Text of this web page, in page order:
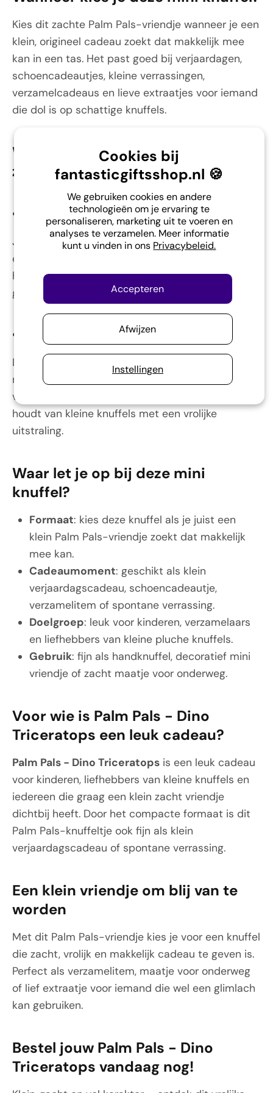
Cookies bij
fantasticgiftsshop.nl 🍪
We gebruiken cookies en andere
technologieën om je ervaring te
personaliseren, marketing uit te voeren en
analyses te verzamelen. Meer informatie
kunt u vinden in ons Privacybeleid.
Instellingen
Accepteren
Afwijzen
Kies dit zachte Palm Pals-vriendje wanneer je een
klein, origineel cadeau zoekt dat makkelijk mee
kan in een tas. Het past goed bij verjaardagen,
schoencadeautjes, kleine verrassingen,
verzamelcadeaus en lieve extraatjes voor iemand
die dol is op schattige knuffels.
Waarom is dit zachte handknuffel
zo fijn?
• Soms heb je dit probleem:
Je zoekt een klein cadeautje dat zacht, origineel
en persoonlijk voelt. Een grote knuffel is niet altijd
handig, maar een klein knuffelvriendje moet wel
genoeg karakter hebben om echt bijzonder te zijn.
• Dit product helpt je!
Deze Palm Pals is licht, handzaam en makkelijk
mee te nemen. Daardoor is het een fijne keuze
voor kinderen, verzamelaars en iedereen die
houdt van kleine knuffels met een vrolijke
uitstraling.
Waar let je op bij deze mini
knuffel?
Formaat: kies deze knuffel als je juist een
klein Palm Pals-vriendje zoekt dat makkelijk
mee kan.
Cadeaumoment: geschikt als klein
verjaardagscadeau, schoencadeautje,
verzamelitem of spontane verrassing.
Doelgroep: leuk voor kinderen, verzamelaars
en liefhebbers van kleine pluche knuffels.
Gebruik: fijn als handknuffel, decoratief mini
vriendje of zacht maatje voor onderweg.
Voor wie is Palm Pals - Dino
Triceratops een leuk cadeau?
Palm Pals - Dino Triceratops is een leuk cadeau
voor kinderen, liefhebbers van kleine knuffels en
iedereen die graag een klein zacht vriendje
dichtbij heeft. Door het compacte formaat is dit
Palm Pals-knuffeltje ook fijn als klein
verjaardagscadeau of spontane verrassing.
Een klein vriendje om blij van te
worden
Met dit Palm Pals-vriendje kies je voor een knuffel
die zacht, vrolijk en makkelijk cadeau te geven is.
Perfect als verzamelitem, maatje voor onderweg
of lief extraatje voor iemand die wel een glimlach
kan gebruiken.
Bestel jouw Palm Pals - Dino
Triceratops vandaag nog!